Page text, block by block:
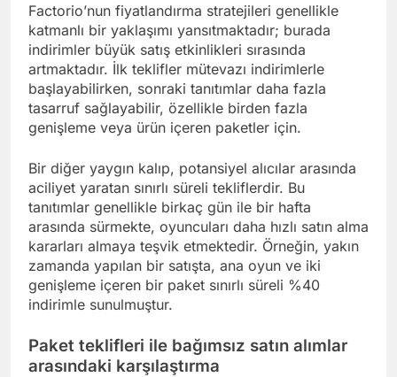
Factorio’nun fiyatlandırma stratejileri genellikle
katmanlı bir yaklaşımı yansıtmaktadır; burada
indirimler büyük satış etkinlikleri sırasında
artmaktadır. İlk teklifler mütevazı indirimlerle
başlayabilirken, sonraki tanıtımlar daha fazla
tasarruf sağlayabilir, özellikle birden fazla
genişleme veya ürün içeren paketler için.
Bir diğer yaygın kalıp, potansiyel alıcılar arasında
aciliyet yaratan sınırlı süreli tekliflerdir. Bu
tanıtımlar genellikle birkaç gün ile bir hafta
arasında sürmekte, oyuncuları daha hızlı satın alma
kararları almaya teşvik etmektedir. Örneğin, yakın
zamanda yapılan bir satışta, ana oyun ve iki
genişleme içeren bir paket sınırlı süreli %40
indirimle sunulmuştur.
Paket teklifleri ile bağımsız satın alımlar
arasındaki karşılaştırma